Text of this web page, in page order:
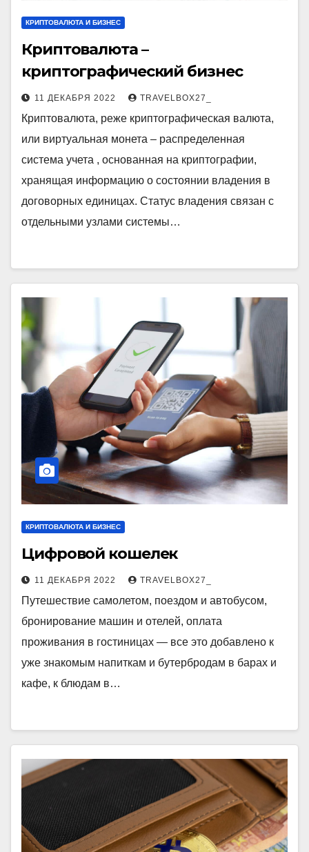
КРИПТОВАЛЮТА И БИЗНЕС
Криптовалюта –
криптографический бизнес
11 ДЕКАБРЯ 2022 TRAVELBOX27_
Криптовалюта, реже криптографическая валюта,
или виртуальная монета – распределенная
система учета , основанная на криптографии,
хранящая информацию о состоянии владения в
договорных единицах. Статус владения связан с
отдельными узлами системы…
КРИПТОВАЛЮТА И БИЗНЕС
Цифровой кошелек
11 ДЕКАБРЯ 2022 TRAVELBOX27_
Путешествие самолетом, поездом и автобусом,
бронирование машин и отелей, оплата
проживания в гостиницах — все это добавлено к
уже знакомым напиткам и бутербродам в барах и
кафе, к блюдам в…